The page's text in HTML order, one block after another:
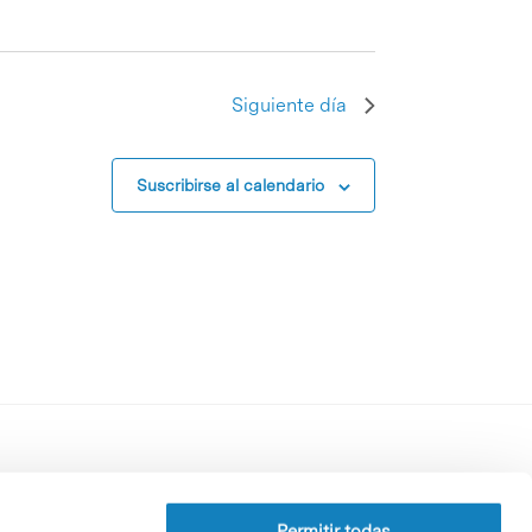
Siguiente día
Suscribirse al calendario
Perfil del contratante